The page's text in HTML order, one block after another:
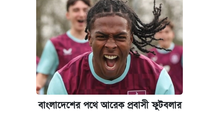
দেশের বাজারে ফের বেড়েছে সোনার দাম
ভাতা-উপবৃত্তির আবেদন শুরু, জেনে নিন পদ্ধতি
‘গুলশানের চামেলি’ তে যৌনকর্মীর দালাল অ্যাডলফ
আজ শুক্রবার রাজধানীর যেসব মার্কেট-দোকানপাট
বাংলাদেশের পথে আরেক প্রবাসী ফুটবলার